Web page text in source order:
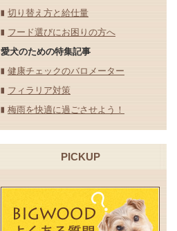
切り替え方と給仕量
フード選びにお困りの方へ
愛犬のための特集記事
健康チェックのバロメーター
フィラリア対策
梅雨を快適に過ごさせよう！
PICKUP